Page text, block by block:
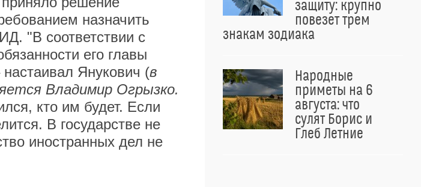
назначить
"В соответствии с
его главы
Янукович (в
Владимир Огрызко.
кто им будет. Если
В государстве не
иностранных дел не
защиту: крупно
повезет трем
знакам зодиака
Народные
приметы на 6
августа: что
сулят Борис и
Глеб Летние